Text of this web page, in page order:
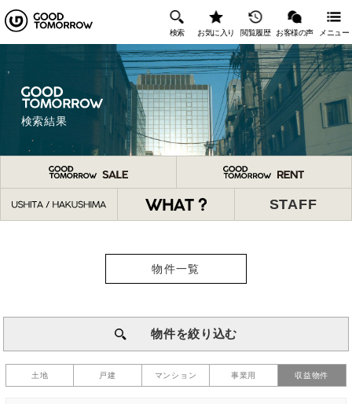
検索 お気に入り 閲覧履歴 お客様の声 メニュー
検索結果
STAFF
物件一覧
物件を絞り込む
土地 戸建 マンション 事業用 収益物件